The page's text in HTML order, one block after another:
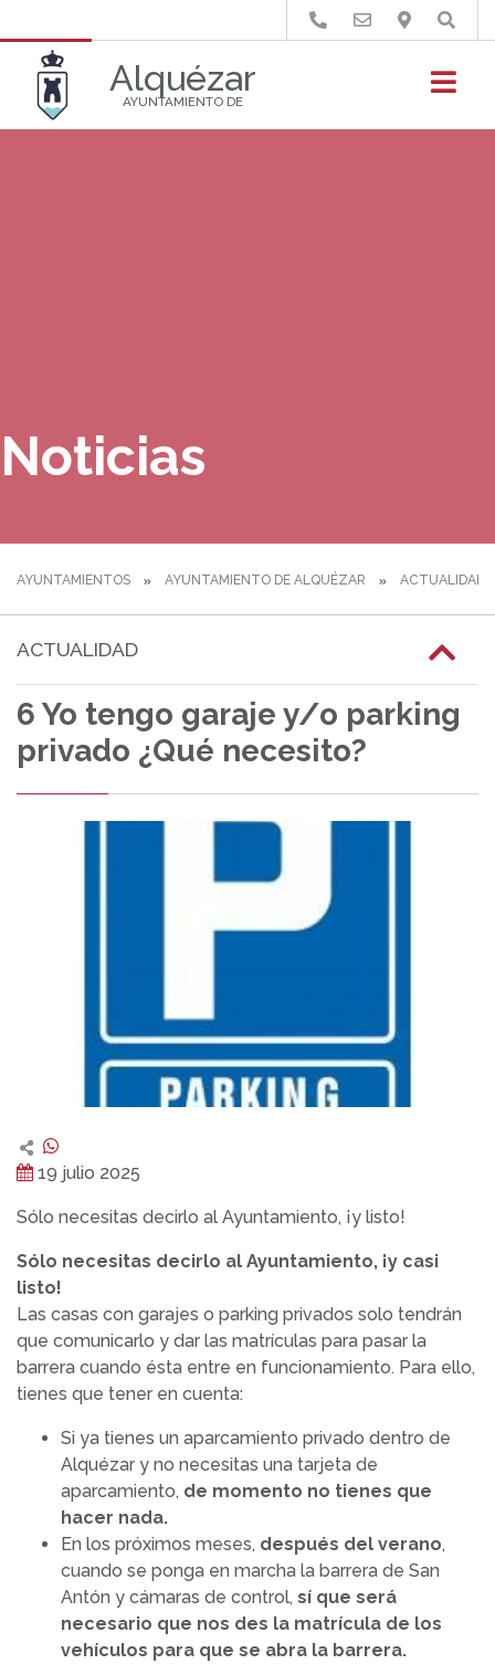
Alquézar
AYUNTAMIENTO DE
Buscar
Noticias
AYUNTAMIENTOS AYUNTAMIENTO DE ALQUÉZAR ACTUALIDAD
ACTUALIDAD
6 Yo tengo garaje y/o parking
privado ¿Qué necesito?
19 julio 2025
Sólo necesitas decirlo al Ayuntamiento, ¡y listo!
Sólo necesitas decirlo al Ayuntamiento, ¡y casi
listo!
Las casas con garajes o parking privados solo tendrán
que comunicarlo y dar las matrículas para pasar la
barrera cuando ésta entre en funcionamiento. Para ello,
tienes que tener en cuenta:
Si ya tienes un aparcamiento privado dentro de
Alquézar y no necesitas una tarjeta de
aparcamiento, de momento no tienes que
hacer nada.
En los próximos meses, después del verano,
cuando se ponga en marcha la barrera de San
Antón y cámaras de control, sí que será
necesario que nos des la matrícula de los
vehículos para que se abra la barrera.